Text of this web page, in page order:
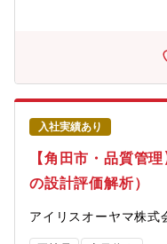
入社実績あり
【角田市・品質管
の設計評価解析）
アイリスオーヤマ株式